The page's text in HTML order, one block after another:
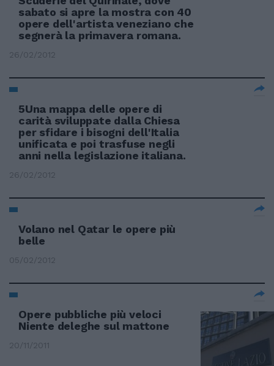
sabato si apre la mostra con 40
opere dell'artista veneziano che
segnerà la primavera romana.
26/02/2012
5Una mappa delle opere di
carità sviluppate dalla Chiesa
per sfidare i bisogni dell'Italia
unificata e poi trasfuse negli
anni nella legislazione italiana.
26/02/2012
Volano nel Qatar le opere più
belle
05/02/2012
Opere pubbliche più veloci
Niente deleghe sul mattone
20/11/2011